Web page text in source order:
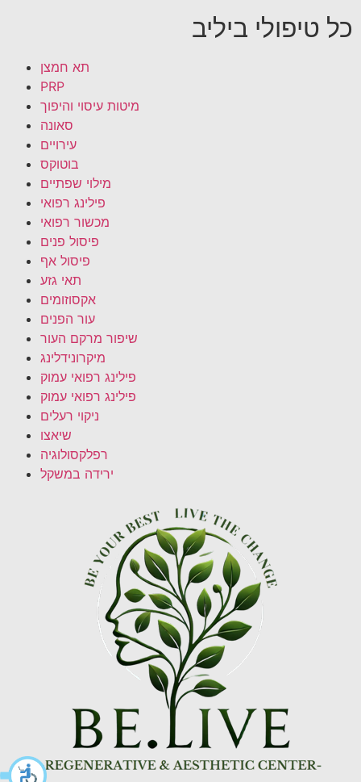
כל טיפולי ביליב
תא חמצן
PRP
מיטות עיסוי והיפוך
סאונה
עירויים
בוטוקס
מילוי שפתיים
פילינג רפואי
מכשור רפואי
פיסול פנים
פיסול אף
תאי גזע
אקסוזומים
עור הפנים
שיפור מרקם העור
מיקרונידלינג
פילינג רפואי עמוק
פילינג רפואי עמוק
ניקוי רעלים
שיאצו
רפלקסולוגיה
ירידה במשקל